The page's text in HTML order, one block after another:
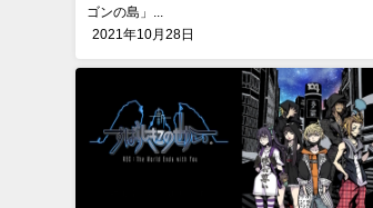
ゴンの島」...
2021年10月28日